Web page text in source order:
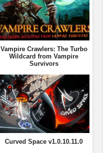
Vampire Crawlers: The Turbo
Wildcard from Vampire
Survivors
Curved Space v1.0.10.11.0